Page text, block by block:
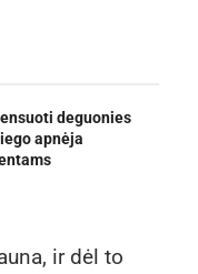
deguonies
apnėja
ir dėl to